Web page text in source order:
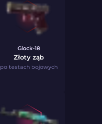
Glock-18
Złoty ząb
po testach bojowych